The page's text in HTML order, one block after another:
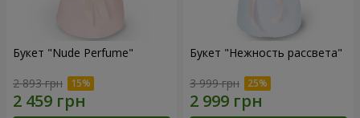
Букет "Nude Perfume"
2 893 грн
Букет "Нежность рассвета"
3 999 грн